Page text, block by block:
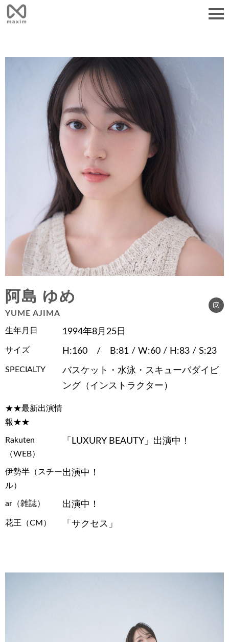
阿島 ゆめ
YUME AJIMA
生年月日 1994年8月25日
サイズ H:160 / B:81 / W:60 / H:83 / S:23
SPECIALTY
バスケット・水泳・スキューバダイビ
ング（インストラクター）
★★最新出演情
報★★
Rakuten
（WEB）
「LUXURY BEAUTY」出演中！
伊勢半（スチー
ル）
出演中！
ar（雑誌） 出演中！
花王（CM） 「サクセス」